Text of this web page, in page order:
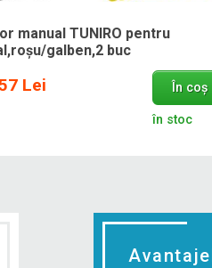
manual TUNIRO pentru
galben,2 buc
Lei În coș
în stoc